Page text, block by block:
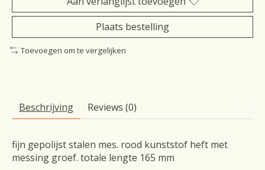
Plaats bestelling
Toevoegen om te vergelijken
Beschrijving Reviews (0)
fijn gepolijst stalen mes. rood kunststof heft met
messing groef. totale lengte 165 mm